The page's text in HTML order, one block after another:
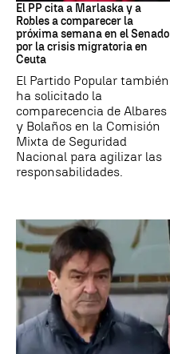
El PP cita a Marlaska y a
Robles a comparecer la
próxima semana en el Senado
por la crisis migratoria en
Ceuta
El Partido Popular también
ha solicitado la
comparecencia de Albares
y Bolaños en la Comisión
Mixta de Seguridad
Nacional para agilizar las
responsabilidades.